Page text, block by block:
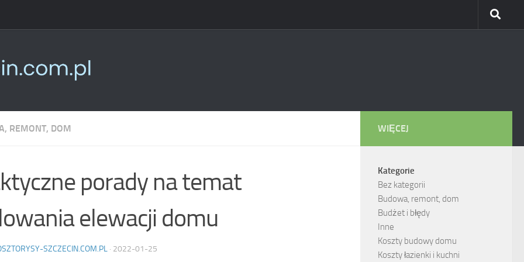
REMONT, DOM
porady na temat
elewacji domu
SZCZECIN.COM.PL · 2022-01-25
WIĘCEJ
Kategorie
Bez kategorii
Budowa, remont, dom
Budżet i błędy
Inne
Koszty budowy domu
Koszty łazienki i kuchni